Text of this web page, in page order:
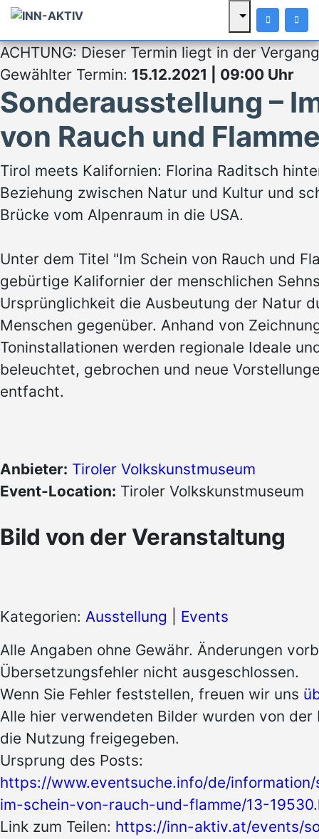
ACHTUNG: Dieser Termin liegt in der
Gewählter Termin: 15.12.2021 | 09:00 Uhr
Sonderausstellung –
von Rauch und
Tirol meets Kalifornien: Florina Raditsch
Beziehung zwischen Natur und Kultur und
Brücke vom Alpenraum in die USA.
Unter dem Titel "Im Schein von Rauch und
gebürtige Kalifornier der menschlichen
Ursprünglichkeit die Ausbeutung der Natur
Menschen gegenüber. Anhand von
Toninstallationen werden regionale Ideale
beleuchtet, gebrochen und neue
entfacht.
Anbieter: Tiroler Volkskunstmuseum
Event-Location: Tiroler Volkskunstmuseum
Bild von der Veranstaltung
Kategorien: Ausstellung
Events
Alle Angaben ohne Gewähr. Änderungen
Übersetzungsfehler nicht ausgeschlossen.
Wenn Sie Fehler feststellen, freuen wir uns
Alle hier verwendeten Bilder wurden von
die Nutzung freigegeben.
Ursprung des Posts:
https://www.eventsuche.info/de/
im-schein-von-rauch-und-flamme/13-
Link zum Teilen: https://inn-aktiv.at/events/